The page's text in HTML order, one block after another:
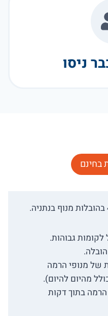
בחינם
לקומות גבוהות.
של מנופי הרמה
מהיום להיום).
הרמה בתוך דקות